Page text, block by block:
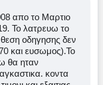
απο το Μαρτιο
Το λατρευω το
θεση οδηγησης δεν
και ευσωμος).Το
θα ηταν
κοντα